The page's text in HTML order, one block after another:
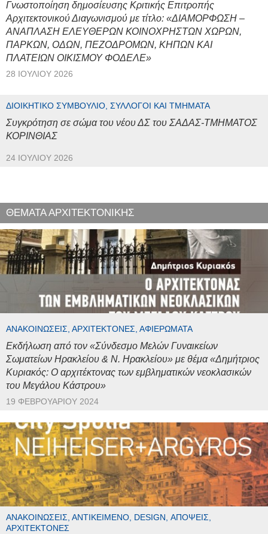
Γνωστοποίηση δημοσίευσης Κριτικής Επιτροπής
Αρχιτεκτονικού Διαγωνισμού με τίτλο: «ΔΙΑΜΟΡΦΩΣΗ –
ΑΝΑΠΛΑΣΗ ΕΛΕΥΘΕΡΩΝ ΚΟΙΝΟΧΡΗΣΤΩΝ ΧΩΡΩΝ,
ΠΑΡΚΩΝ, ΟΔΩΝ, ΠΕΖΟΔΡΟΜΩΝ, ΚΗΠΩΝ ΚΑΙ
ΠΛΑΤΕΙΩΝ ΟΙΚΙΣΜΟΥ ΦΟΔΕΛΕ»
28 ΙΟΥΛΊΟΥ 2026
ΔΙΟΙΚΗΤΙΚΌ ΣΥΜΒΟΎΛΙΟ, ΣΎΛΛΟΓΟΙ ΚΑΙ ΤΜΉΜΑΤΑ
Συγκρότηση σε σώμα του νέου ΔΣ του ΣΑΔΑΣ-ΤΜΗΜΑΤΟΣ
ΚΟΡΙΝΘΙΑΣ
24 ΙΟΥΛΊΟΥ 2026
ΘΕΜΑΤΑ ΑΡΧΙΤΕΚΤΟΝΙΚΗΣ
ΑΝΑΚΟΙΝΏΣΕΙΣ, ΑΡΧΙΤΈΚΤΟΝΕΣ, ΑΦΙΕΡΏΜΑΤΑ
Εκδήλωση από τον «Σύνδεσμο Μελών Γυναικείων
Σωματείων Ηρακλείου & Ν. Ηρακλείου» με θέμα «Δημήτριος
Κυριακός: Ο αρχιτέκτονας των εμβληματικών νεοκλασικών
του Μεγάλου Κάστρου»
19 ΦΕΒΡΟΥΑΡΊΟΥ 2024
ΑΝΑΚΟΙΝΏΣΕΙΣ, ΑΝΤΙΚΕΊΜΕΝΟ, DESIGN, ΑΠΌΨΕΙΣ,
ΑΡΧΙΤΈΚΤΟΝΕΣ